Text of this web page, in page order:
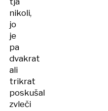
nikoli,
jo
je
pa
dvakrat
ali
trikrat
poskušal
zvleči